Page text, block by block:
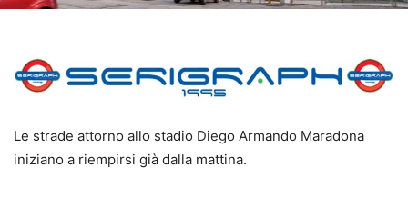
Le strade attorno allo stadio Diego Armando Maradona
iniziano a riempirsi già dalla mattina.